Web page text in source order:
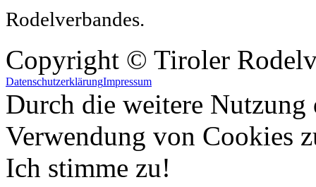
Rodelverbandes.
Copyright © Tiroler
DatenschutzerklärungImpressum
Durch die weitere Nutzung
Verwendung von Cookies
Ich stimme zu!